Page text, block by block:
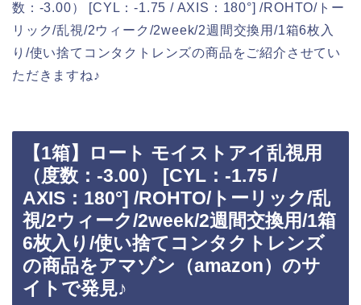
数：-3.00） [CYL：-1.75 / AXIS：180°] /ROHTO/トー
リック/乱視/2ウィーク/2week/2週間交換用/1箱6枚入
り/使い捨てコンタクトレンズの商品をご紹介させてい
ただきますね♪
【1箱】ロート モイストアイ乱視用
（度数：-3.00） [CYL：-1.75 /
AXIS：180°] /ROHTO/トーリック/乱
視/2ウィーク/2week/2週間交換用/1箱
6枚入り/使い捨てコンタクトレンズ
の商品をアマゾン（amazon）のサ
イトで発見♪